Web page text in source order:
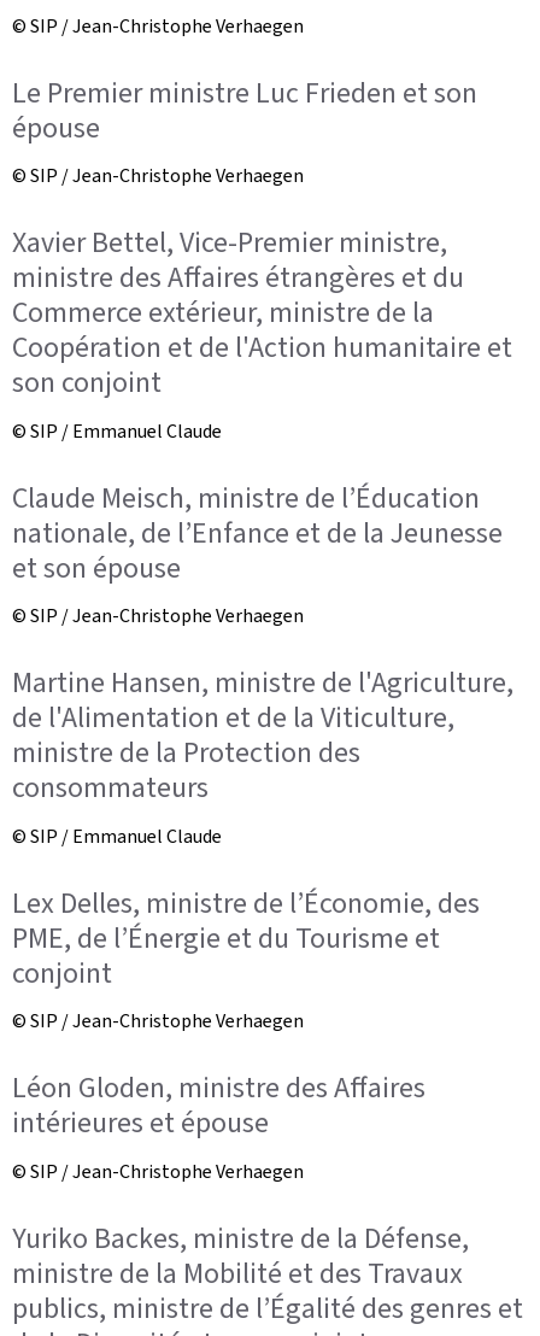
© SIP / Jean-Christophe Verhaegen
Le Premier ministre Luc Frieden et son
épouse
© SIP / Jean-Christophe Verhaegen
Xavier Bettel, Vice-Premier ministre,
ministre des Affaires étrangères et du
Commerce extérieur, ministre de la
Coopération et de l'Action humanitaire et
son conjoint
© SIP / Emmanuel Claude
Claude Meisch, ministre de l’Éducation
nationale, de l’Enfance et de la Jeunesse
et son épouse
© SIP / Jean-Christophe Verhaegen
Martine Hansen, ministre de l'Agriculture,
de l'Alimentation et de la Viticulture,
ministre de la Protection des
consommateurs
© SIP / Emmanuel Claude
Lex Delles, ministre de l’Économie, des
PME, de l’Énergie et du Tourisme et
conjoint
© SIP / Jean-Christophe Verhaegen
Léon Gloden, ministre des Affaires
intérieures et épouse
© SIP / Jean-Christophe Verhaegen
Yuriko Backes, ministre de la Défense,
ministre de la Mobilité et des Travaux
publics, ministre de l’Égalité des genres et